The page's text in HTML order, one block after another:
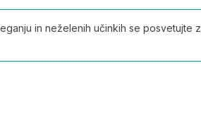
in neželenih učinkih se posvetujte z